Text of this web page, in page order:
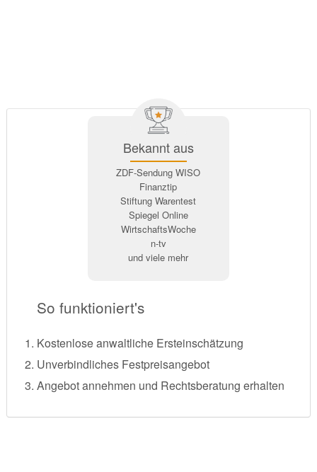
Bekannt aus
ZDF-Sendung WISO
Finanztip
Stiftung Warentest
Spiegel Online
WirtschaftsWoche
n-tv
und viele mehr
So funktioniert's
Kostenlose anwaltliche Ersteinschätzung
Unverbindliches Festpreisangebot
Angebot annehmen und Rechtsberatung erhalten